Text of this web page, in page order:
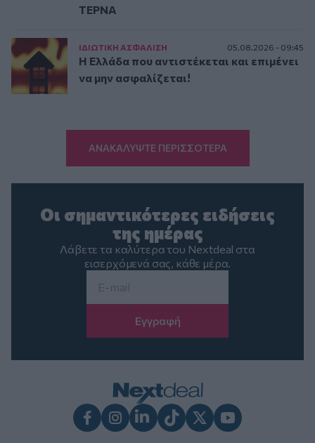
ΤΕΡΝΑ
ΙΔΙΩΤΙΚΗ ΑΣΦAΛΙΣΗ 05.08.2026 - 09:45
Η Ελλάδα που αντιστέκεται και επιμένει
να μην ασφαλίζεται!
ΑΝΑΚΑΛΥΨΤΕ ΠΕΡΙΣΣΟΤΕΡΑ
Οι σημαντικότερες ειδήσεις
της ημέρας
Λάβετε τα καλύτερα του Nextdeal στα
εισερχόμενά σας, κάθε μέρα.